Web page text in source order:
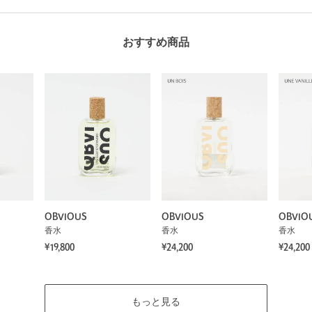
おすすめ商品
OBVIOUS
香水
¥19,800
OBVIOUS
香水
¥24,200
香水
¥24,200
もっと見る